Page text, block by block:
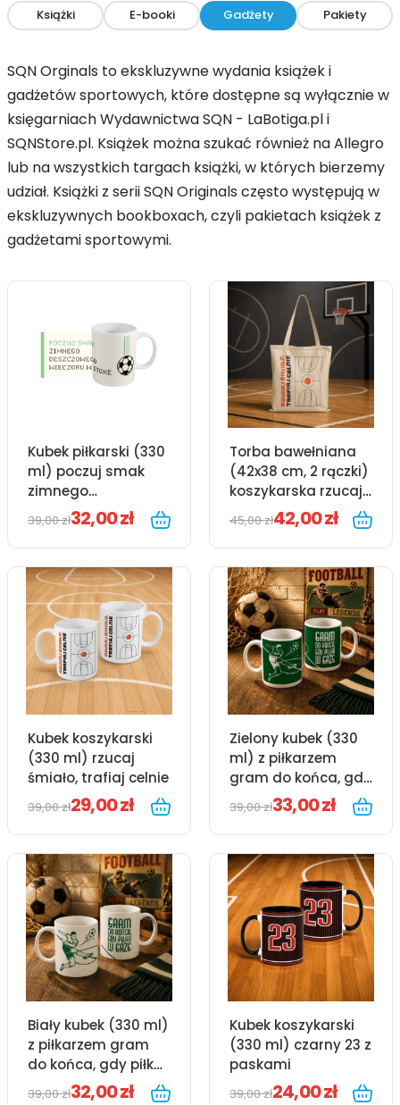
Książki E-booki Gadżety Pakiety
SQN Orginals to ekskluzywne wydania książek i
gadżetów sportowych, które dostępne są wyłącznie w
księgarniach Wydawnictwa SQN - LaBotiga.pl i
SQNStore.pl. Książek można szukać również na Allegro
lub na wszystkich targach książki, w których bierzemy
udział. Książki z serii SQN Originals często występują w
ekskluzywnych bookboxach, czyli pakietach książek z
gadżetami sportowymi.
Kubek piłkarski (330
ml) poczuj smak
zimnego
deszczowego
wieczoru w Stoke
39,00 zł32,00 zł
Torba bawełniana
(42x38 cm, 2 rączki)
koszykarska rzucaj
śmiało, trafiaj celnie
45,00 zł42,00 zł
Kubek koszykarski
(330 ml) rzucaj
śmiało, trafiaj celnie
39,00 zł29,00 zł
Zielony kubek (330
ml) z piłkarzem
gram do końca, gdy
piłka w grze
39,00 zł33,00 zł
Biały kubek (330 ml)
z piłkarzem gram
do końca, gdy piłka
w grze
39,00 zł32,00 zł
Kubek koszykarski
(330 ml) czarny 23 z
paskami
39,00 zł24,00 zł